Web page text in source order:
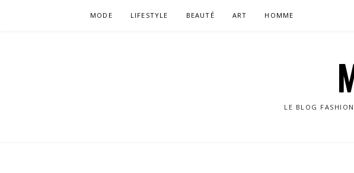
MODE LIFESTYLE BEAUTÉ ART HOMME
LE BLOG